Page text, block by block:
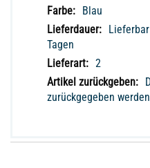
Blau
Tagen
2
zurückgegeben werden